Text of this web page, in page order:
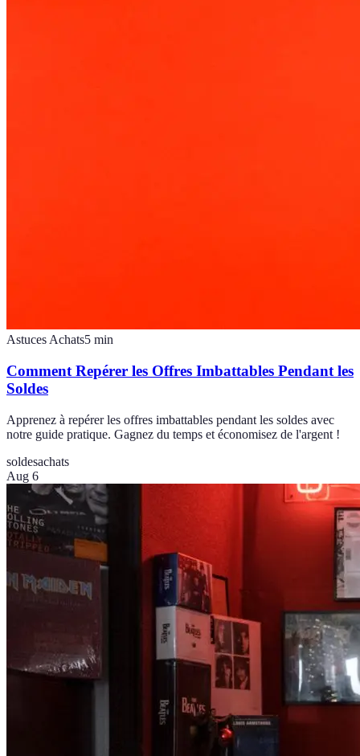
Astuces Achats5 min
Comment Repérer les Offres Imbattables Pendant les
Soldes
Apprenez à repérer les offres imbattables pendant les soldes avec
notre guide pratique. Gagnez du temps et économisez de l'argent !
soldesachats
Aug 6